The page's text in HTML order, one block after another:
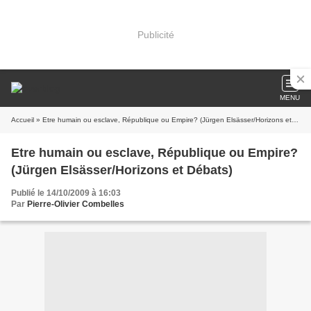
Publicité
MENU
Accueil » Etre humain ou esclave, République ou Empire? (Jürgen Elsässer/Horizons et Débats)
Etre humain ou esclave, République ou Empire?
(Jürgen Elsässer/Horizons et Débats)
Publié le 14/10/2009 à 16:03
Par Pierre-Olivier Combelles